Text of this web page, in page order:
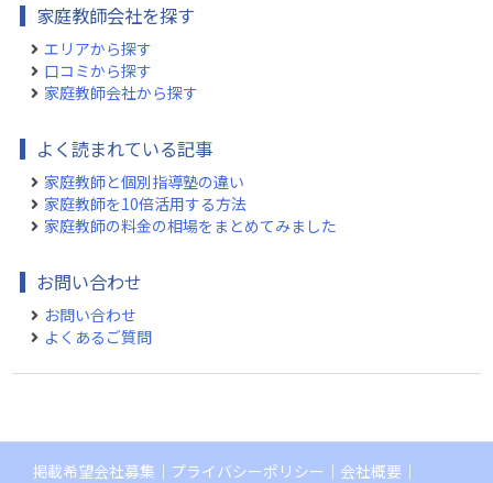
家庭教師会社を探す
エリアから探す
口コミから探す
家庭教師会社から探す
よく読まれている記事
家庭教師と個別指導塾の違い
家庭教師を10倍活用する方法
家庭教師の料金の相場をまとめてみました
お問い合わせ
お問い合わせ
よくあるご質問
掲載希望会社募集 プライバシーポリシー
会社概要